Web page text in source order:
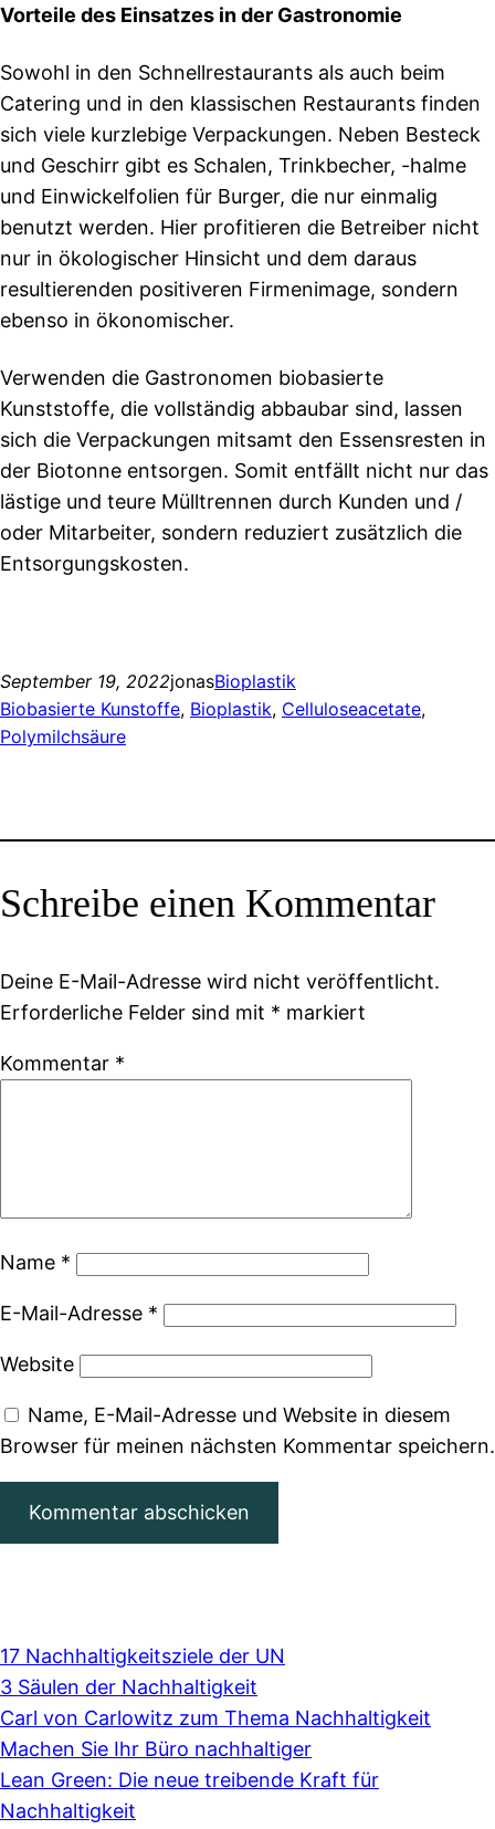
Vorteile des Einsatzes in der Gastronomie
Sowohl in den Schnellrestaurants als auch beim
Catering und in den klassischen Restaurants finden
sich viele kurzlebige Verpackungen. Neben Besteck
und Geschirr gibt es Schalen, Trinkbecher, -halme
und Einwickelfolien für Burger, die nur einmalig
benutzt werden. Hier profitieren die Betreiber nicht
nur in ökologischer Hinsicht und dem daraus
resultierenden positiveren Firmenimage, sondern
ebenso in ökonomischer.
Verwenden die Gastronomen biobasierte
Kunststoffe, die vollständig abbaubar sind, lassen
sich die Verpackungen mitsamt den Essensresten in
der Biotonne entsorgen. Somit entfällt nicht nur das
lästige und teure Mülltrennen durch Kunden und /
oder Mitarbeiter, sondern reduziert zusätzlich die
Entsorgungskosten.
September 19, 2022jonasBioplastik
Biobasierte Kunstoffe, Bioplastik, Celluloseacetate
Polymilchsäure
Schreibe einen Kommentar
Deine E-Mail-Adresse wird nicht veröffentlicht.
Erforderliche Felder sind mit * markiert
Kommentar *
Name *
E-Mail-Adresse *
Website
Name, E-Mail-Adresse und Website in diesem
Browser für meinen nächsten Kommentar speichern.
17 Nachhaltigkeitsziele der UN
3 Säulen der Nachhaltigkeit
Carl von Carlowitz zum Thema Nachhaltigkeit
Machen Sie Ihr Büro nachhaltiger
Lean Green: Die neue treibende Kraft für
Nachhaltigkeit